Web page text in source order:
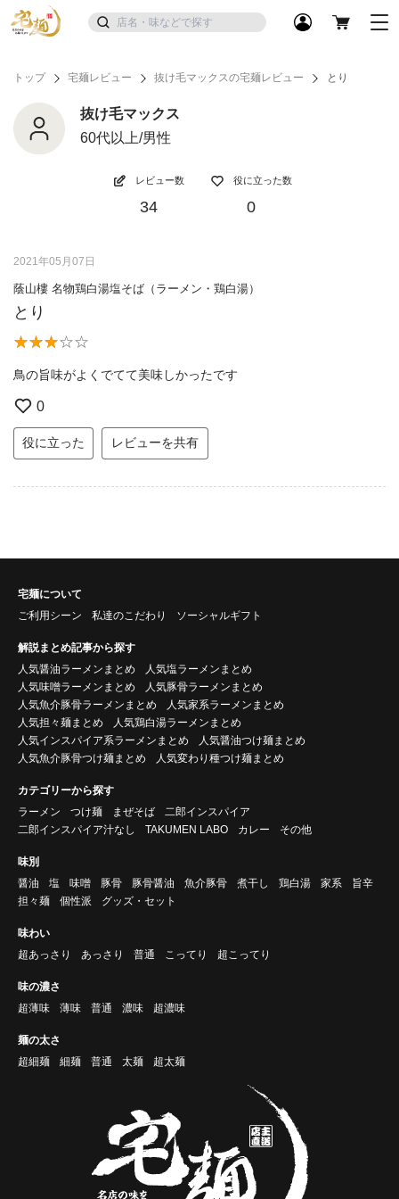
トップ 宅麺レビュー 抜け毛マックスの宅麺レビュー とり
抜け毛マックス
60代以上/男性
レビュー数
34
役に立った数
0
2021年05月07日
蔭山樓 名物鶏白湯塩そば（ラーメン・鶏白湯）
とり
鳥の旨味がよくでてて美味しかったです
0
役に立った レビューを共有
宅麺について
ご利用シーン
私達のこだわり ソーシャルギフト
解説まとめ記事から探す
人気醤油ラーメンまとめ
人気塩ラーメンまとめ
人気味噌ラーメンまとめ
人気豚骨ラーメンまとめ
人気魚介豚骨ラーメンまとめ
人気家系ラーメンまとめ
人気担々麺まとめ
人気鶏白湯ラーメンまとめ
人気インスパイア系ラーメンまとめ
人気醤油つけ麺まとめ
人気魚介豚骨つけ麺まとめ
人気変わり種つけ麺まとめ
カテゴリーから探す
ラーメン
つけ麺 まぜそば
二郎インスパイア
二郎インスパイア汁なし
TAKUMEN LABO カレー その他
味別
醤油
塩 味噌 豚骨 豚骨醤油 魚介豚骨 煮干し 鶏白湯 家系
旨辛
担々麺
個性派 グッズ・セット
味わい
超あっさり
あっさり 普通 こってり 超こってり
味の濃さ
超薄味
薄味 普通 濃味 超濃味
麺の太さ
超細麺
細麺 普通 太麺 超太麺